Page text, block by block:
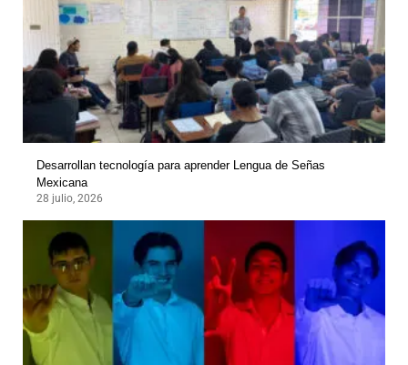
Desarrollan tecnología para aprender Lengua de Señas
Mexicana
28 julio, 2026